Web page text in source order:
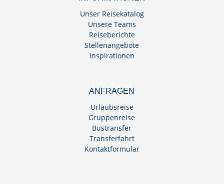
Unser Reisekatalog
Unsere Teams
Reiseberichte
Stellenangebote
Inspirationen
ANFRAGEN
Urlaubsreise
Gruppenreise
Bustransfer
Transferfahrt
Kontaktformular